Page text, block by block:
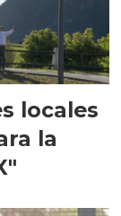
locales
la